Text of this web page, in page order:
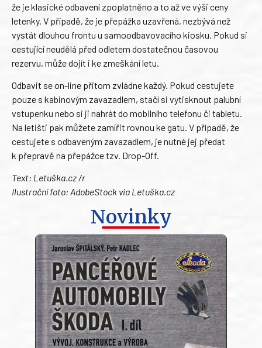
že je klasické odbavení zpoplatněno a to až ve výši ceny
letenky. V případě, že je přepážka uzavřená, nezbývá než
vystát dlouhou frontu u samoodbavovacího kiosku. Pokud si
cestující neudělá před odletem dostatečnou časovou
rezervu, může dojít i ke zmeškání letu.
Odbavit se on-line přitom zvládne každý. Pokud cestujete
pouze s kabinovým zavazadlem, stačí si vytisknout palubní
vstupenku nebo si ji nahrát do mobilního telefonu či tabletu.
Na letišti pak můžete zamířit rovnou ke gatu. V případě, že
cestujete s odbaveným zavazadlem, je nutné jej předat
k přepravě na přepážce tzv. Drop-Off.
Text: Letuška.cz /r
Ilustrační foto: AdobeStock via Letuška.cz
Novinky